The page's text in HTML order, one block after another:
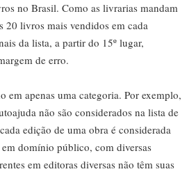
no Brasil. Como as livrarias mandam
20 livros mais vendidos em cada
da lista, a partir do 15º lugar,
de erro.
em apenas uma categoria. Por exemplo,
não são considerados na lista de
edição de uma obra é considerada
domínio público, com diversas
em editoras diversas não têm suas